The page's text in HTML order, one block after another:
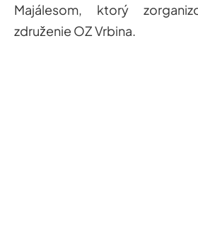
Majálesom, ktorý
združenie OZ Vrbina.